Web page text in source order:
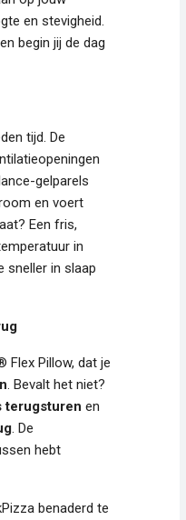
en stevigheid.
begin jij de dag
tijd. De
gelparels
en voert
Een fris,
in
sneller in slaap
Flex Pillow, dat je
. Bevalt het niet?
terugsturen en
. De
hebt
benaderd te